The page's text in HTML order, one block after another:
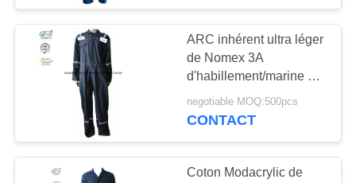
Franc inhérent de
tissu
24
ARC inhérent ultra léger
de Nomex 3A
d'habillement/marine de
franc a isolé des
combinaisons
negotiable MOQ:500pcs
CONTACT
Coton Modacrylic de